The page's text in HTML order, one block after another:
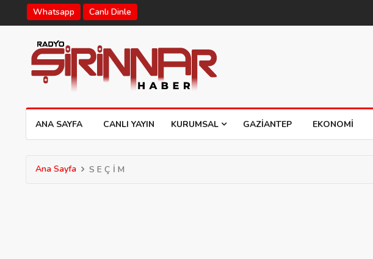
Whatsapp Canlı Dinle
ANA SAYFA CANLI YAYIN KURUMSAL GAZIANTEP EKONOMI
Ana Sayfa S E Ç İ M